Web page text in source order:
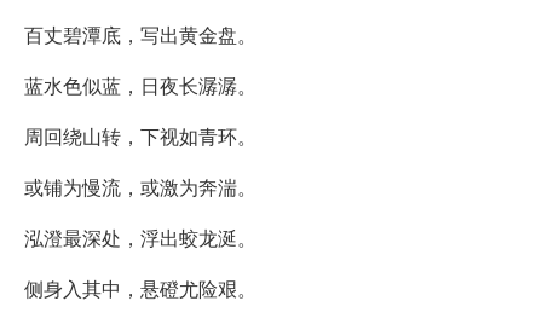
百丈碧潭底，写出黄金盘。
蓝水色似蓝，日夜长潺潺。
周回绕山转，下视如青环。
或铺为慢流，或激为奔湍。
泓澄最深处，浮出蛟龙涎。
侧身入其中，悬磴尤险艰。